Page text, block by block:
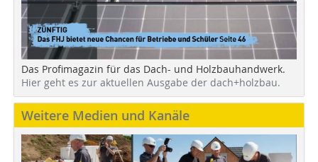
Das Profimagazin für das Dach- und Holzbauhandwerk.
Hier geht es zur aktuellen Ausgabe der dach+holzbau.
Weitere Medien und Kanäle